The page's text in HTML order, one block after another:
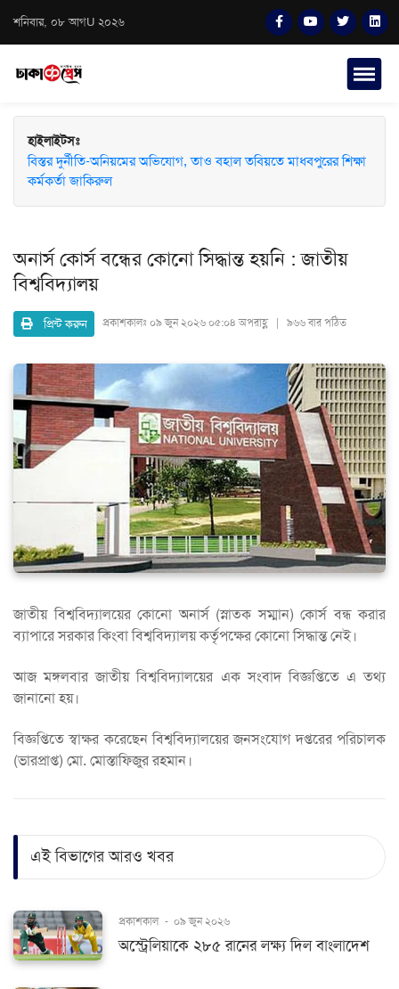
শনিবার, ০৮ আগU ২০২৬
হাইলাইটসঃ
বিস্তর দুর্নীতি-অনিয়মের অভিযোগ, তাও বহাল তবিয়তে মাধবপুরের শিক্ষা
কর্মকর্তা জাকিরুল
অনার্স কোর্স বন্ধের কোনো সিদ্ধান্ত হয়নি : জাতীয়
বিশ্ববিদ্যালয়
প্রিন্ট করুন প্রকাশকালঃ ০৯ জুন ২০২৬ ০৫:০৪ অপরাহ্ণ | ৯৬৬ বার পঠিত
জাতীয় বিশ্ববিদ্যালয়ের কোনো অনার্স (স্নাতক সম্মান) কোর্স বন্ধ করার
ব্যাপারে সরকার কিংবা বিশ্ববিদ্যালয় কর্তৃপক্ষের কোনো সিদ্ধান্ত নেই।
আজ মঙ্গলবার জাতীয় বিশ্ববিদ্যালয়ের এক সংবাদ বিজ্ঞপ্তিতে এ তথ্য
জানানো হয়।
বিজ্ঞপ্তিতে স্বাক্ষর করেছেন বিশ্ববিদ্যালয়ের জনসংযোগ দপ্তরের পরিচালক
(ভারপ্রাপ্ত) মো. মোস্তাফিজুর রহমান।
এই বিভাগের আরও খবর
প্রকাশকাল - ০৯ জুন ২০২৬
অস্ট্রেলিয়াকে ২৮৫ রানের লক্ষ্য দিল বাংলাদেশ